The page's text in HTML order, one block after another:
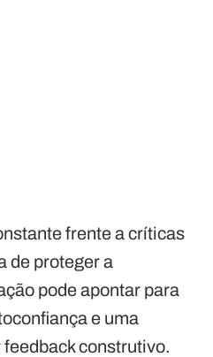
frente a críticas
de proteger a
pode apontar para
e uma
construtivo.